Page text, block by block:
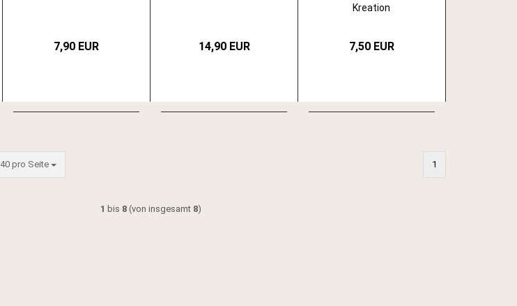
7,90 EUR 14,90 EUR
Kreation
7,50 EUR
40 pro Seite
pro Seite 1
1 bis 8(von insgesamt 8)